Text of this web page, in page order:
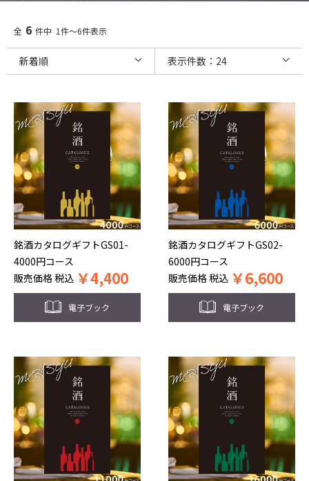
全 6 件中 1件～6件表示
銘酒カタログギフトGS01-
4000円コース
販売価格税込 ￥4,400
電子ブック
銘酒カタログギフトGS02-
6000円コース
販売価格税込 ￥6,600
電子ブック